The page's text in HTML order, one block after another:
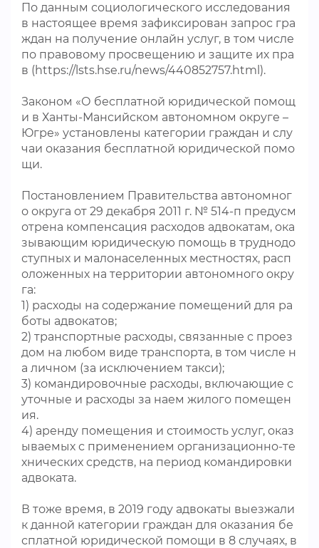
По данным социологического исследования
в настоящее время зафиксирован запрос гра
ждан на получение онлайн услуг, в том числе
по правовому просвещению и защите их пра
в (https://lsts.hse.ru/news/440852757.html).
Законом «О бесплатной юридической помощ
и в Ханты-Мансийском автономном округе –
Югре» установлены категории граждан и слу
чаи оказания бесплатной юридической помо
щи.
Постановлением Правительства автономног
о округа от 29 декабря 2011 г. № 514-п предусм
отрена компенсация расходов адвокатам, ока
зывающим юридическую помощь в труднодо
ступных и малонаселенных местностях, расп
оложенных на территории автономного окру
га:
1) расходы на содержание помещений для ра
боты адвокатов;
2) транспортные расходы, связанные с проез
дом на любом виде транспорта, в том числе н
а личном (за исключением такси);
3) командировочные расходы, включающие с
уточные и расходы за наем жилого помещен
ия.
4) аренду помещения и стоимость услуг, оказ
ываемых с применением организационно-те
хнических средств, на период командировки
адвоката.
В тоже время, в 2019 году адвокаты выезжали
к данной категории граждан для оказания бе
сплатной юридической помощи в 8 случаях, в